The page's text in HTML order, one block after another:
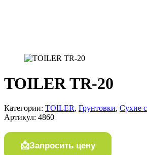
TOILER TR-20
Категории: TOILER, Грунтовки, Сухие
Артикул: 4860
Запросить цену